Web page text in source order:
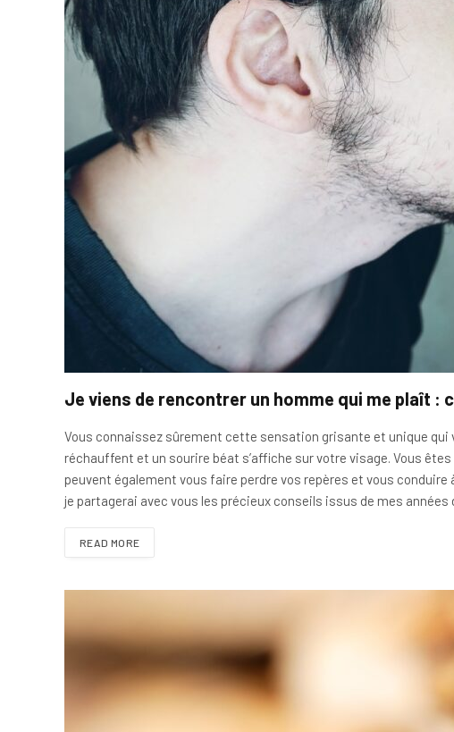
Je viens de rencontrer un homme qui me plaît :
Vous connaissez sûrement cette sensation grisante et unique qui
réchauffent et un sourire béat s’affiche sur votre visage. Vous
peuvent également vous faire perdre vos repères et vous
je partagerai avec vous les précieux conseils issus de mes
READ MORE